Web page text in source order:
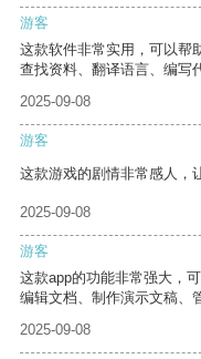
游客
这款软件非常实用，可以帮
查找资料、翻译语言、编写
2025-09-08
游客
这款游戏的剧情非常感人，
2025-09-08
游客
这款app的功能非常强大，
编辑文档、制作演示文稿、
2025-09-08